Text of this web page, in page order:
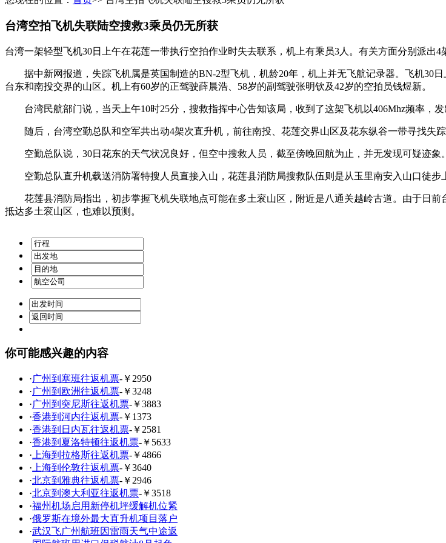
台湾空拍飞机失联陆空搜救3乘员仍无所获
台湾一架轻型飞机30日上午在花莲一带执行空拍作业时失去联系，机上有乘员3人。有关方面分别派出
据中新网报道，失踪飞机属是英国制造的BN-2型飞机，机龄20年，机上并无飞航记录器。飞机30日
台东和南投交界的山区。机上有60岁的正驾驶薛晨浩、58岁的副驾驶张明钦及42岁的空拍员钱煜新。
台湾民航部门说，当天上午10时25分，搜救指挥中心告知该局，收到了这架飞机以406Mhz频率，发
随后，台湾空勤总队和空军共出动4架次直升机，前往南投、花莲交界山区及花东纵谷一带寻找失踪
空勤总队说，30日花东的天气状况良好，但空中搜救人员，截至傍晚回航为止，并无发现可疑迹象。
空勤总队直升机载送消防署特搜人员直接入山，花莲县消防局搜救队伍则是从玉里南安入山口徒步
花莲县消防局指出，初步掌握飞机失联地点可能在多土衮山区，附近是八通关越岭古道。由于日前
抵达多土衮山区，也难以预测。
你可能感兴趣的内容
·广州到塞班往返机票-￥2950
·广州到欧洲往返机票-￥3248
·广州到突尼斯往返机票-￥3883
·香港到河内往返机票-￥1373
·香港到日内瓦往返机票-￥2581
·香港到夏洛特顿往返机票-￥5633
· 上海到拉格斯往返机票-￥4866
· 上海到伦敦往返机票-￥3640
·北京到雅典往返机票-￥2946
·北京到澳大利亚往返机票-￥3518
·福州机场启用新停机坪缓解机位紧
·俄罗斯在境外最大直升机项目落户
·武汉飞广州航班因雷雨天气中途返